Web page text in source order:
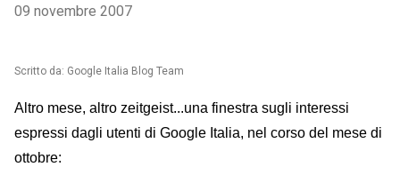
09 novembre 2007
Scritto da: Google Italia Blog Team
Altro mese, altro zeitgeist...una finestra sugli interessi
espressi dagli utenti di Google Italia, nel corso del mese di
ottobre: